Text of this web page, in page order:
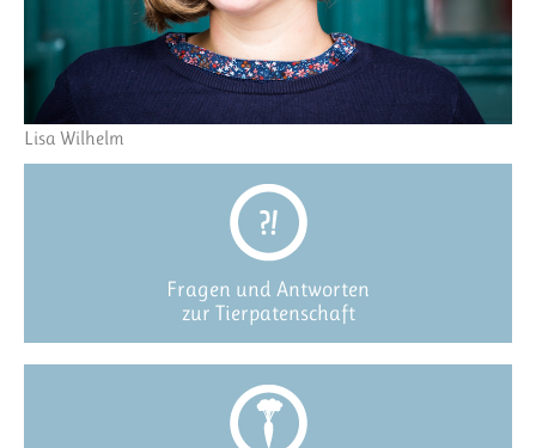
Lisa Wilhelm
Fragen und Antworten
zur Tierpatenschaft